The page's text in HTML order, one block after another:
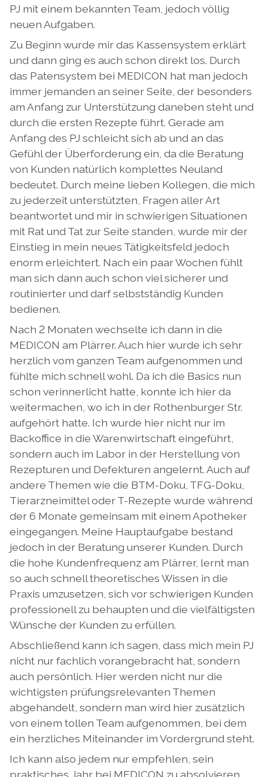
PJ mit einem bekannten Team, jedoch völlig
neuen Aufgaben.
Zu Beginn wurde mir das Kassensystem erklärt
und dann ging es auch schon direkt los. Durch
das Patensystem bei MEDICON hat man jedoch
immer jemanden an seiner Seite, der besonders
am Anfang zur Unterstützung daneben steht und
durch die ersten Rezepte führt. Gerade am
Anfang des PJ schleicht sich ab und an das
Gefühl der Überforderung ein, da die Beratung
von Kunden natürlich komplettes Neuland
bedeutet. Durch meine lieben Kollegen, die mich
zu jederzeit unterstützten, Fragen aller Art
beantwortet und mir in schwierigen Situationen
mit Rat und Tat zur Seite standen, wurde mir der
Einstieg in mein neues Tätigkeitsfeld jedoch
enorm erleichtert. Nach ein paar Wochen fühlt
man sich dann auch schon viel sicherer und
routinierter und darf selbstständig Kunden
bedienen.
Nach 2 Monaten wechselte ich dann in die
MEDICON am Plärrer. Auch hier wurde ich sehr
herzlich vom ganzen Team aufgenommen und
fühlte mich schnell wohl. Da ich die Basics nun
schon verinnerlicht hatte, konnte ich hier da
weitermachen, wo ich in der Rothenburger Str.
aufgehört hatte. Ich wurde hier nicht nur im
Backoffice in die Warenwirtschaft eingeführt,
sondern auch im Labor in der Herstellung von
Rezepturen und Defekturen angelernt. Auch auf
andere Themen wie die BTM-Doku, TFG-Doku,
Tierarzneimittel oder T-Rezepte wurde während
der 6 Monate gemeinsam mit einem Apotheker
eingegangen. Meine Hauptaufgabe bestand
jedoch in der Beratung unserer Kunden. Durch
die hohe Kundenfrequenz am Plärrer, lernt man
so auch schnell theoretisches Wissen in die
Praxis umzusetzen, sich vor schwierigen Kunden
professionell zu behaupten und die vielfältigsten
Wünsche der Kunden zu erfüllen.
Abschließend kann ich sagen, dass mich mein PJ
nicht nur fachlich vorangebracht hat, sondern
auch persönlich. Hier werden nicht nur die
wichtigsten prüfungsrelevanten Themen
abgehandelt, sondern man wird hier zusätzlich
von einem tollen Team aufgenommen, bei dem
ein herzliches Miteinander im Vordergrund steht.
Ich kann also jedem nur empfehlen, sein
praktisches Jahr bei MEDICON zu absolvieren.